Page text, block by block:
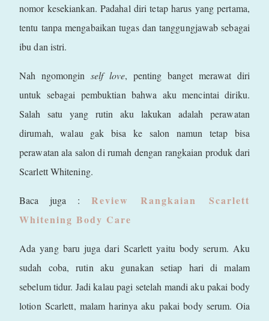
nomor kesekiankan. Padahal diri tetap harus yang pertama,
tentu tanpa mengabaikan tugas dan tanggungjawab sebagai
ibu dan istri.
Nah ngomongin self love, penting banget merawat diri
untuk sebagai pembuktian bahwa aku mencintai diriku.
Salah satu yang rutin aku lakukan adalah perawatan
dirumah, walau gak bisa ke salon namun tetap bisa
perawatan ala salon di rumah dengan rangkaian produk dari
Scarlett Whitening.
Baca juga : Review Rangkaian Scarlett
Whitening Body Care
Ada yang baru juga dari Scarlett yaitu body serum. Aku
sudah coba, rutin aku gunakan setiap hari di malam
sebelum tidur. Jadi kalau pagi setelah mandi aku pakai body
lotion Scarlett, malam harinya aku pakai body serum. Oia